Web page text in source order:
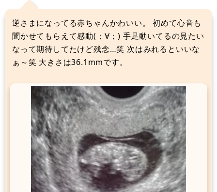
逆さまになってる赤ちゃんかわいい。 初めて心音も
聞かせてもらえて感動(；∀；) 手足動いてるの見たい
なって期待してたけど残念…笑 次はみれるといいな
ぁ～笑 大きさは36.1mmです。